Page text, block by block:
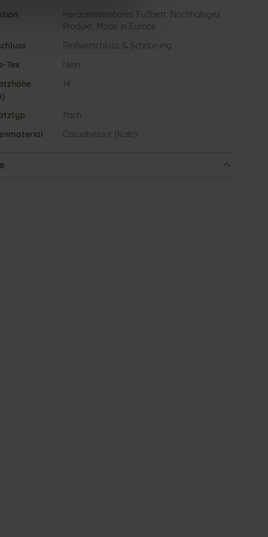
Herausnehmbares Fußbett, Nachhaltiges
Produkt, Made in Europe
Reißverschluss & Schnürung
Tex
Nein
14
flach
Casualvelour (Kalb)